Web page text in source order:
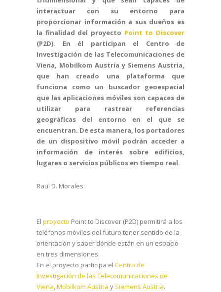
interactuar con su entorno para
proporcionar información a sus dueños es
la finalidad del proyecto Point to Discover
(P2D). En él participan el Centro de
Investigación de las Telecomunicaciones de
Viena, Mobilkom Austria y Siemens Austria,
que han creado una plataforma que
funciona como un buscador geoespacial
que las aplicaciones móviles son capaces de
utilizar para rastrear referencias
geográficas del entorno en el que se
encuentran. De esta manera, los portadores
de un dispositivo móvil podrán acceder a
información de interés sobre edificios,
lugares o servicios públicos en tiempo real.
Raul D. Morales.
El proyecto Point to Discover (P2D) permitirá a los
teléfonos móviles del futuro tener sentido de la
orientación y saber dónde están en un espacio
en tres dimensiones.
En el proyecto participa el Centro de
Investigación de las Telecomunicaciones de
Viena,Mobilkom Austria y Siemens Austria.